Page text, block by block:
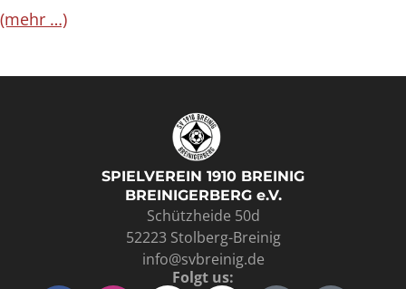
(mehr …)
SPIELVEREIN 1910 BREINIG
BREINIGERBERG e.V.
Schützheide 50d
52223 Stolberg-Breinig
info@svbreinig.de
Folgt us: